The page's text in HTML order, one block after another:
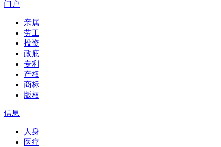
门户
亲属
劳工
投资
政庇
专利
产权
商标
版权
信息
人身
医疗